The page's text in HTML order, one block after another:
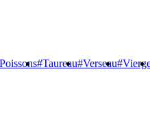
#Taureau#Verseau